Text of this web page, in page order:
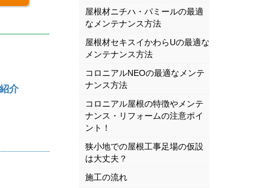
介
屋根材ニチハ・パミールの最適
なメンテナンス方法
屋根材セキスイかわらUの最適な
メンテナンス方法
コロニアルNEOの最適なメンテ
ナンス方法
コロニアル屋根の特徴やメンテ
ナンス・リフォームの注意ポイ
ント！
狭小地での屋根工事足場の仮設
は大丈夫？
施工の流れ